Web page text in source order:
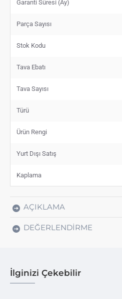
Garanti Süresi (Ay)
Parça Sayısı
Stok Kodu
Tava Ebatı
Tava Sayısı
Türü
Ürün Rengi
Yurt Dışı Satış
Kaplama
AÇIKLAMA
DEĞERLENDIRME
İlginizi Çekebilir